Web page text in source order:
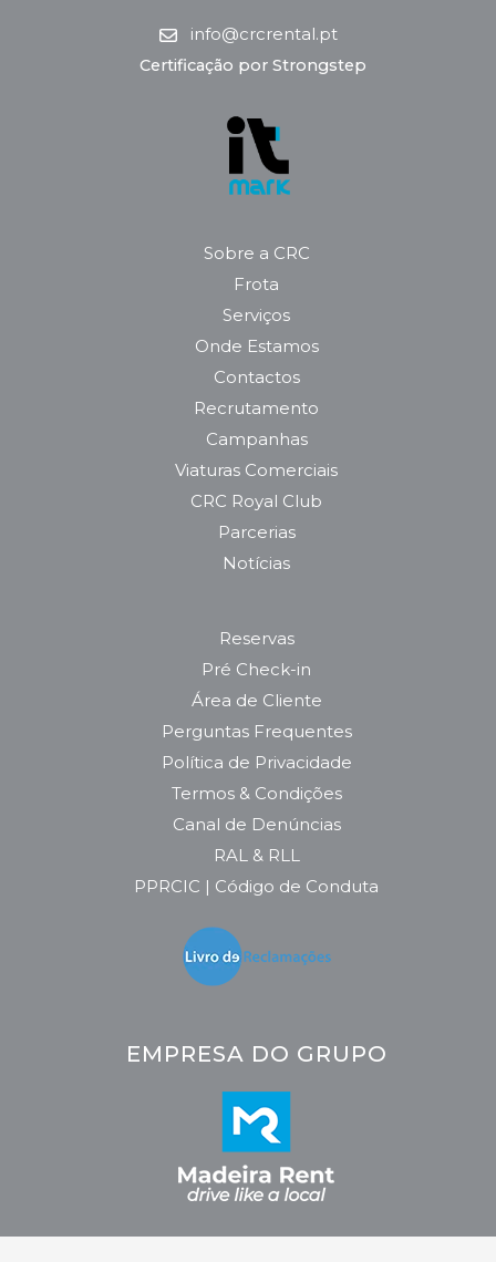
info@crcrental.pt
Certificação por Strongstep
Sobre a CRC
Frota
Serviços
Onde Estamos
Contactos
Recrutamento
Campanhas
Viaturas Comerciais
CRC Royal Club
Parcerias
Notícias
Reservas
Pré Check-in
Área de Cliente
Perguntas Frequentes
Política de Privacidade
Termos & Condições
Canal de Denúncias
RAL & RLL
PPRCIC | Código de Conduta
EMPRESA DO GRUPO